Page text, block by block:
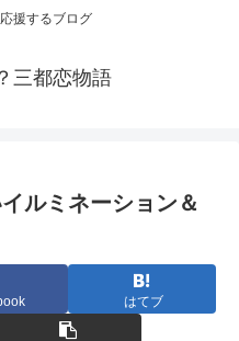
援するブログ
三都恋物語
ルミネーション＆
はてブ